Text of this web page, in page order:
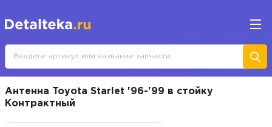
Антенна Toyota Starlet '96-'99 в стойку
Контрактный